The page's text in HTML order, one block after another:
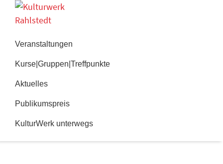
Hauptnavigation
Zum
Inhalt
Rahlstedt
Veranstaltungen
Kurse|Gruppen|Treffpunkte
Aktuelles
Publikumspreis
KulturWerk unterwegs